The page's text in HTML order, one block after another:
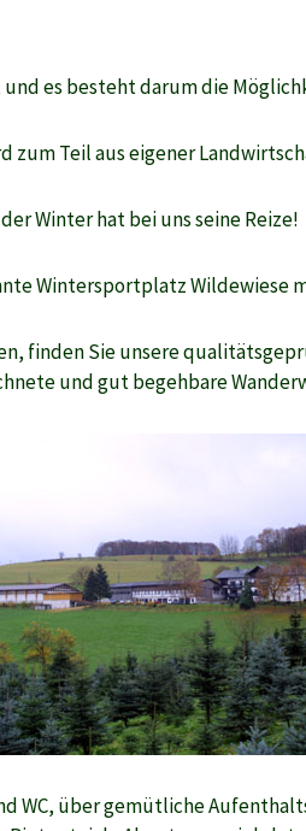
es besteht darum die
zum Teil aus eigener
Winter hat bei uns seine Reize!
Wintersportplatz Wildewiese
finden Sie unsere
und gut begehbare
WC, über gemütliche